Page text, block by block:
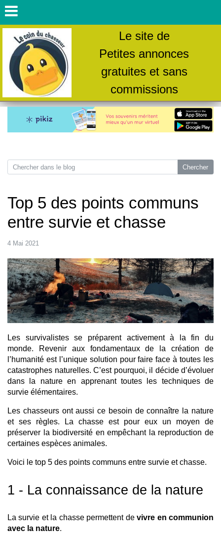
Le site de
Petites annonces
gratuites et sans
commissions
Top 5 des points communs
entre survie et chasse
4 Mai 2021
Les survivalistes se préparent activement à la fin du
monde. Revenir aux fondamentaux de la création de
l’humanité est l’unique solution pour faire face à toutes les
catastrophes naturelles. C’est pourquoi, il décide d’évoluer
dans la nature en apprenant toutes les techniques de
survie élémentaires.
Les chasseurs ont aussi ce besoin de connaître la nature
et ses règles. La chasse est pour eux un moyen de
préserver la biodiversité en empêchant la reproduction de
certaines espèces animales.
Voici le top 5 des points communs entre survie et chasse.
1 - La connaissance de la nature
La survie et la chasse permettent de vivre en communion
avec la nature.